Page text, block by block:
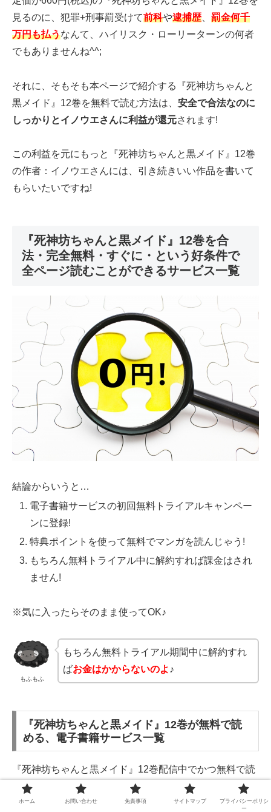
見るのに、犯罪+刑事罰受けて前科や逮捕歴、 罰金何千
万円も払うなんて、ハイリスク・ローリーターンの何者
でもありませんね^^;
それに、そもそも本ページで紹介する『死神坊ちゃんと
黒メイド』12巻を無料で読む方法は、 安全で合法なのに
しっかりとイノウエさんに利益が還元されます!
この利益を元にもっと『死神坊ちゃんと黒メイド』12巻
の作者：イノウエさんには、引き続きいい作品を書いて
もらいたいですね!
『死神坊ちゃんと黒メイド』12巻を合
法・完全無料・すぐに・という好条件で
全ページ読むことができるサービス一覧
結論からいうと…
電子書籍サービスの初回無料トライアルキャンペー
ンに登録!
特典ポイントを使って無料でマンガを読んじゃう!
もちろん無料トライアル中に解約すれば課金はされ
ません!
※気に入ったらそのまま使ってOK♪
もふもふ
もちろん無料トライアル期間中に解約すれ
ばお金はかからないのよ ♪
『死神坊ちゃんと黒メイド』12巻が無料で読
める、電子書籍サービス一覧
『死神坊ちゃんと黒メイド』12巻配信中でかつ無料で読
める電子書籍サービスは次の通りです!
ホーム お問い合わせ 免責事項 サイトマップ
プライバシーポリシ
ー